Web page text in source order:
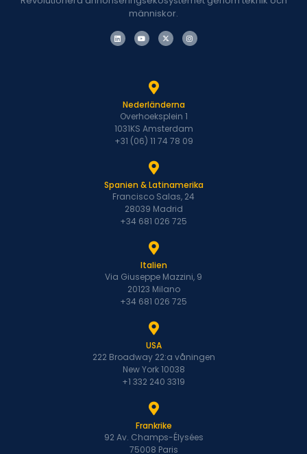
människor.
Nederländerna
Overhoeksplein 1
1031KS Amsterdam
+31 (06) 11 74 78 09
Spanien & Latinamerika
Francisco Salas, 24
28039 Madrid
+34 681 026 725
Italien
Via Giuseppe Mazzini, 9
20123 Milano
+34 681 026 725
USA
222 Broadway 22:a våningen
New York 10038
+1 332 240 3319
Frankrike
92 Av. Champs-Élysées
75008 Paris